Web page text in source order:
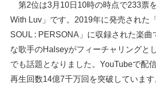
第2位は3月10日10時の時点で233票
With Luv」です。2019年に発売された
SOUL : PERSONA」に収録された楽曲
な歌手のHalseyがフィーチャリングと
でも話題となりました。YouTubeで配
再生回数14億7千万回を突破していま